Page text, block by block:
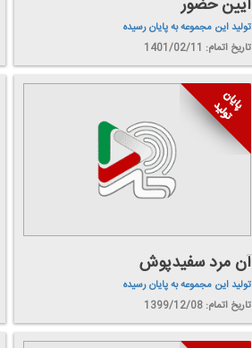
تولید این مجموعه به پایان رسیده
تاریخ اتمام: 1401/02/11
آن مرد سفیدپوش
تولید این مجموعه به پایان رسیده
تاریخ اتمام: 1399/12/08